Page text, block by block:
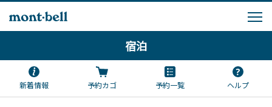
宿泊
新着情報 予約カゴ 予約一覧 ヘルプ